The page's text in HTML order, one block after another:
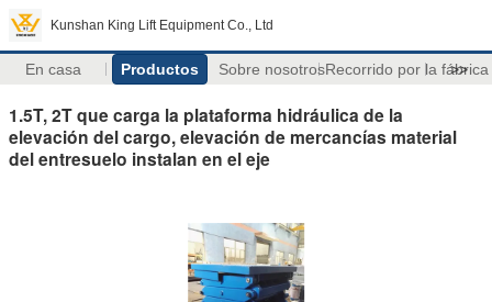
Kunshan King Lift Equipment Co., Ltd
En casa Productos Sobre nosotrosRecorrido por la fábrica
>>
1.5T, 2T que carga la plataforma hidráulica de la
elevación del cargo, elevación de mercancías material
del entresuelo instalan en el eje